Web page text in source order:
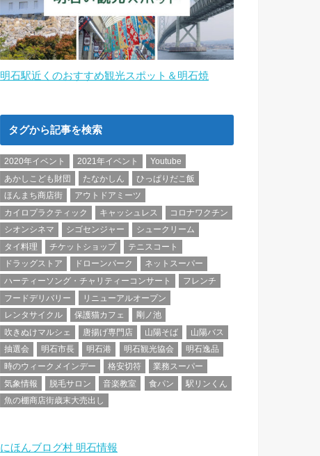
明石駅近くのおすすめ観光スポット＆明石焼
タグから記事を検索
2020年イベント 2021年イベント
Youtube
あかしこども財団
たなかしん
ひっぱりだこ飯
ほんまち商店街
アウトドアミーツ
カイロプラクティック
キャッシュレス
コロナワクチン
シオンシネマ
シゴセンジャー
シュークリーム
タイ料理
チケットショップ
テニスコート
ドラッグストア
ドローンパーク
ネットスーパー
ハーティーソング・チャリティーコンサート
フレンチ
フードデリバリー
リニューアルオープン
レンタサイクル
保護猫カフェ
剛ノ池
吹きぬけマルシェ
唐揚げ専門店 山陽そば
山陽バス
抽選会
明石市長 明石港 明石観光協会
明石逸品
時のウィークメインデー
格安切符
業務スーパー
気象情報
脱毛サロン 音楽教室 食パン
駅リンくん
魚の棚商店街歳末大売出し
にほんブログ村 明石情報